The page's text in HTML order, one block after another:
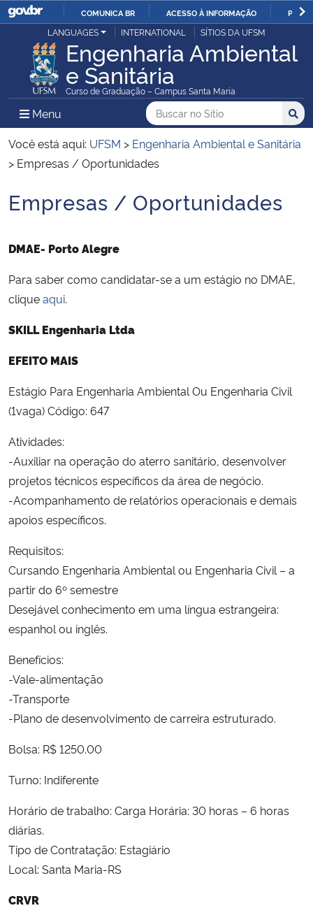
IR
PARA
O
CONTEÚDO
COMUNICA BR ACESSO À INFORMAÇÃO
Ministério da Justiça e Segurança Pública
Ministério da Defesa
Ministério das Relações Exteriores
Ministério da Infraestrutura
Ministério da Agricultura, Pecuária e Abastecimento
Ministério da Educação
Ministério da Cidadania
Ministério da Saúde
Ministério de Minas e Energia
Ministério da Ciência, Tecnologia, Inovações e Comunicações
Ministério do Turismo
Ministério do Desenvolvimento Regional
Controladoria-Geral da União
Secretaria-Geral
Secretaria de Governo
Banco Central do Brasil
Planalto
LANGUAGES INTERNATIONAL SÍTIOS DA UFSM
Engenharia Ambiental
e Sanitária
Curso de Graduação – Campus Santa Maria
Menu Menu Principal do Sítio
Busca
Buscar no no Sítio
Busca:
Você está aqui: UFSM > Engenharia Ambiental e Sanitária
> Empresas / Oportunidades
Início do conteúdo
Empresas / Oportunidades
DMAE- Porto Alegre
Para saber como candidatar-se a um estágio no DMAE,
cliqueaqui.
SKILL Engenharia Ltda
EFEITO MAIS
Estágio Para Engenharia Ambiental Ou Engenharia Civil
(1vaga) Código: 647
Atividades:
-Auxiliar na operação do aterro sanitário, desenvolver
projetos técnicos específicos da área de negócio.
-Acompanhamento de relatórios operacionais e demais
apoios específicos.
Requisitos:
Cursando Engenharia Ambiental ou Engenharia Civil – a
partir do 6º semestre
Desejável conhecimento em uma língua estrangeira:
espanhol ou inglês.
Benefícios:
-Vale-alimentação
-Transporte
-Plano de desenvolvimento de carreira estruturado.
Bolsa: R$ 1250.00
Turno: Indiferente
Horário de trabalho: Carga Horária: 30 horas – 6 horas
diárias.
Tipo de Contratação: Estagiário
Local: Santa Maria-RS
CRVR